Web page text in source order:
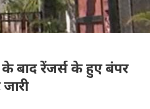
बाद रेंजर्स के हुए बंपर